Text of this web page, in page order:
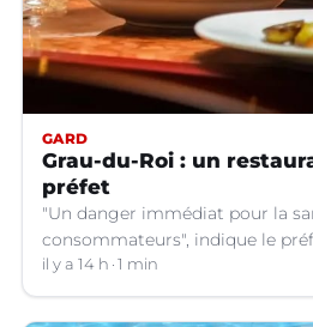
GARD
Grau-du-Roi : un
préfet
"Un danger immédiat pour la
consommateurs", indique le
il y a 14 h 1 min